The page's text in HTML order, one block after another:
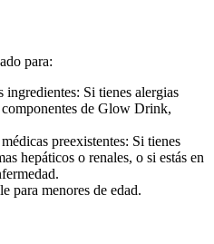
para:
ingredientes: Si tienes alergias
de Glow Drink,
preexistentes: Si tienes
hepáticos o renales, o si estás en
para menores de edad.